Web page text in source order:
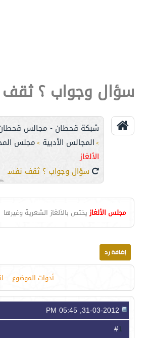
سؤال وجواب ؟
شبكة قحطان - مجالس
> المجالس الأدبية > مجلس
الألغاز
سؤال وجواب ؟ ثقف نفسك..
مجلس الألغاز يختص بالألغاز الشعرية وغيرها
أدوات الموضوع
1